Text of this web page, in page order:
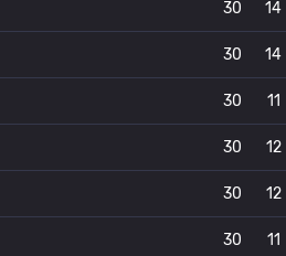
30 14
30 14
30 11
30 12
30 12
30 11